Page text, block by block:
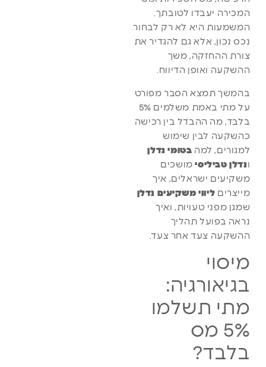
המכירה יעבדו לטובתך.
המשמעות היא לא רק לבחור
נכס נכון, אלא גם להגדיר את
צורת ההחזקה, משך
ההשקעה ואופן הדיווח.
בהמשך תמצא הסבר מפורט
על מתי באמת משלמים 5%
בלבד, מה ההבדל בין רכישה
כהשקעה לבין שימוש
למגורים, למה בטומי נדלן
ו נדלן טביליסימושכים
משקיעים ישראלים, איך
מייצרים ליווי משקיעים נדלן
שמגן מפני טעויות, ואיך
נראה בפועל תהליך
ההשקעה צעד אחר צעד.
מיסוי
בגיאורגיה:
מתי תשלמו
5% מס
בלבד?